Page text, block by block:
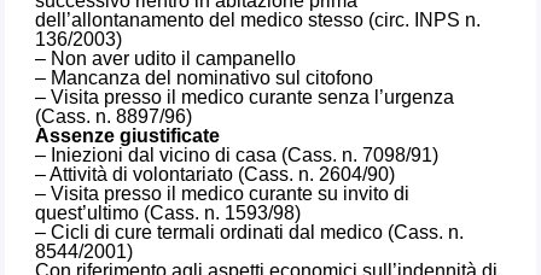
dell’allontanamento del medico stesso (circ. INPS n.
136/2003)
– Non aver udito il campanello
– Mancanza del nominativo sul citofono
– Visita presso il medico curante senza l’urgenza
(Cass. n. 8897/96)
Assenze giustificate
– Iniezioni dal vicino di casa (Cass. n. 7098/91)
– Attività di volontariato (Cass. n. 2604/90)
– Visita presso il medico curante su invito di
quest’ultimo (Cass. n. 1593/98)
– Cicli di cure termali ordinati dal medico (Cass. n.
8544/2001)